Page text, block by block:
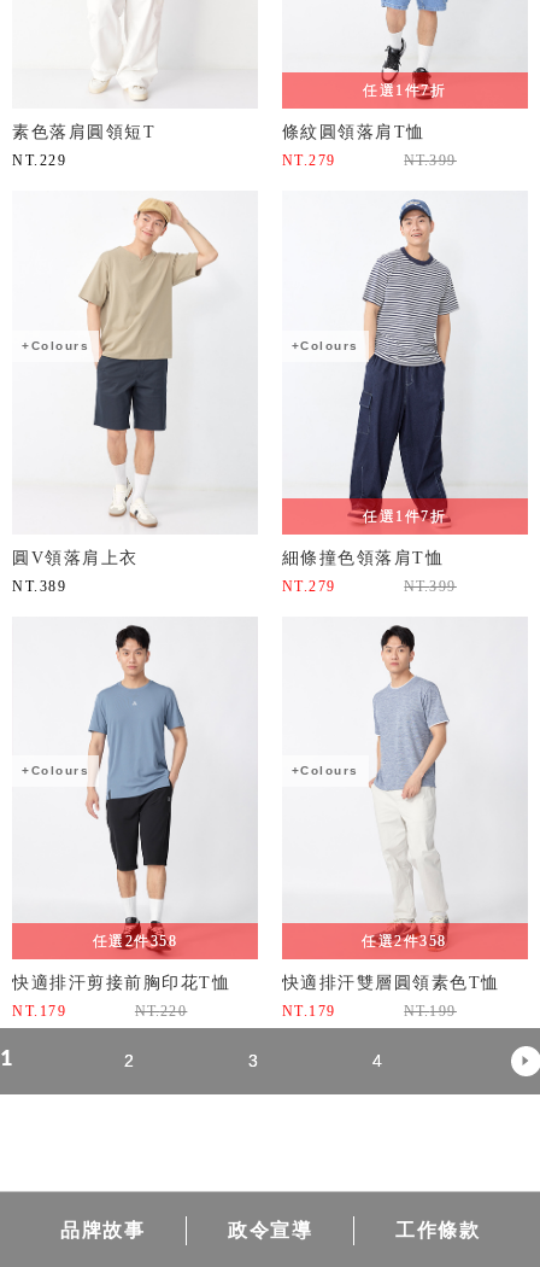
素色落肩圓領短T
NT. 229
任選1件7折
條紋圓領落肩T恤
NT.279 NT.399
+Colours
圓V領落肩上衣
NT. 389
+Colours
任選1件7折
細條撞色領落肩T恤
NT. 279 NT.399
+Colours
任選2件358
快適排汗剪接前胸印花T恤
NT. 179 NT.220
+Colours
任選2件358
快適排汗雙層圓領素色T恤
NT. 179 NT.199
1 2 3 4
品牌故事 政令宣導 工作條款